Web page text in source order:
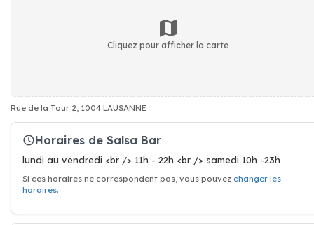
Cliquez pour afficher la carte
Rue de la Tour 2, 1004 LAUSANNE
Horaires de Salsa Bar
lundi au vendredi <br /> 11h - 22h <br /> samedi 10h -23h
Si ces horaires ne correspondent pas, vous pouvez changer les
horaires.